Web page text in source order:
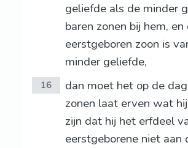
geliefde als de minder
baren zonen bij hem, en
eerstgeboren zoon is
minder geliefde,
16
dan moet het op de
zonen laat erven wat
zijn dat hij het erfdeel
eerstgeborene niet aan